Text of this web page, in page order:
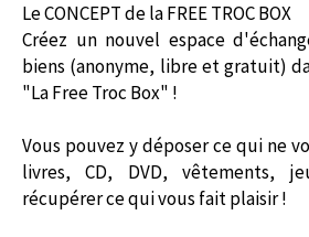
Le CONCEPT de la FREE TROC BOX
Créez un nouvel espace
biens (anonyme, libre et gratuit)
"La Free Troc Box" !
Vous pouvez y déposer ce qui ne
livres, CD, DVD, vêtements,
récupérer ce qui vous fait plaisir !